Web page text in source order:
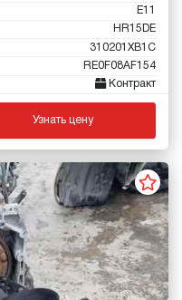
E11
HR15DE
310201XB1C
RE0F08AF154
Контракт
Узнать цену